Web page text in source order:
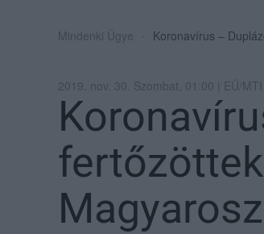
Mindenki Ügye Koronavírus –
2019. nov. 30. Szombat, 01:00 | EÜ/